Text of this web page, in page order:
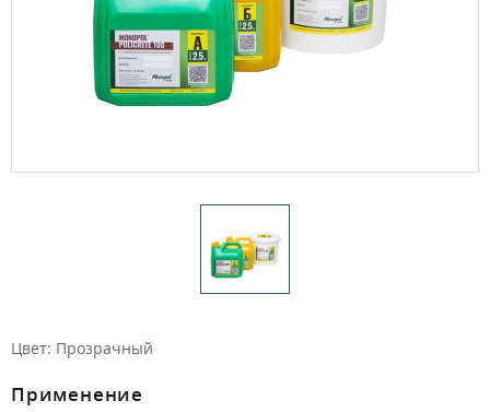
Цвет: Прозрачный
Применение